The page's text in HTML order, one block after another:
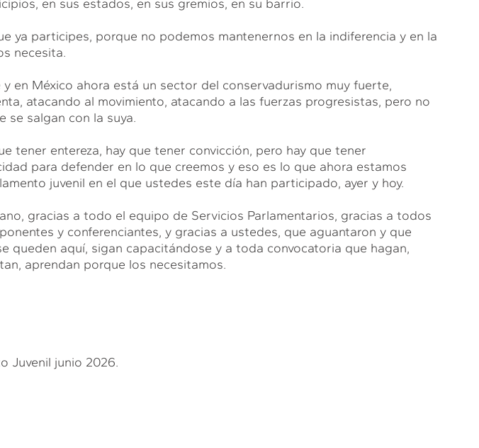
en sus estados, en sus gremios, en su barrio.
ya participes, porque no podemos mantenernos en la indiferencia y en la
necesita.
en México ahora está un sector del conservadurismo muy fuerte,
atacando al movimiento, atacando a las fuerzas progresistas, pero no
se salgan con la suya.
tener entereza, hay que tener convicción, pero hay que tener
para defender en lo que creemos y eso es lo que ahora estamos
juvenil en el que ustedes este día han participado, ayer y hoy.
gracias a todo el equipo de Servicios Parlamentarios, gracias a todos
y conferenciantes, y gracias a ustedes, que aguantaron y que
queden aquí, sigan capacitándose y a toda convocatoria que hagan,
aprendan porque los necesitamos.
Juvenil junio 2026.